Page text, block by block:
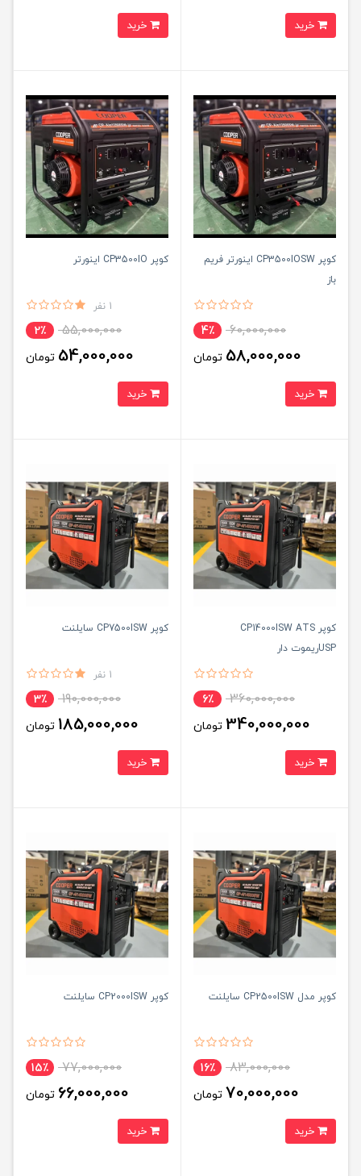
کوپر CP3500IOSW اینورتر فریم
باز
60,000,000 4٪
58,000,000 تومان
کوپر CP3500IO اینورتر
1 نفر
55,000,000 2٪
54,000,000 تومان
کوپر CP14000ISW ATS
USPریموت دار
360,000,000 6٪
340,000,000 تومان
کوپر CP7500ISW سایلنت
1 نفر
190,000,000 3٪
185,000,000 تومان
کوپر مدل CP2500ISW سایلنت
83,000,000 16٪
70,000,000 تومان
کوپر CP2000ISW سایلنت
77,000,000 15٪
66,000,000 تومان